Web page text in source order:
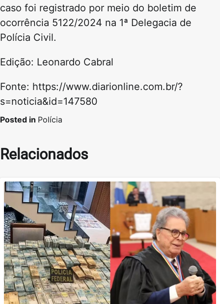
caso foi registrado por meio do boletim de
ocorrência 5122/2024 na 1ª Delegacia de
Polícia Civil.
Edição: Leonardo Cabral
Fonte: https://www.diarionline.com.br/?
s=noticia&id=147580
Posted in Polícia
Relacionados